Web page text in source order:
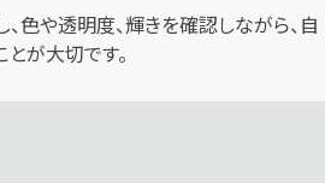
色や透明度、輝きを確認しながら、自
が大切です。